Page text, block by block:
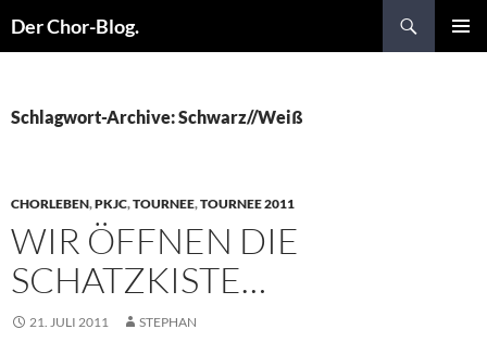
Der Chor-Blog.
Schlagwort-Archive: Schwarz//Weiß
CHORLEBEN,PKJC,TOURNEE,TOURNEE 2011
WIR ÖFFNEN DIE
SCHATZKISTE…
21. JULI 2011 STEPHAN